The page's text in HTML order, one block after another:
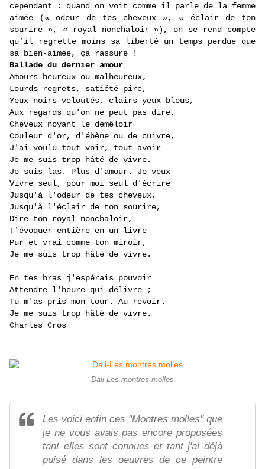
cependant : quand on voit comme il parle de la femme
aimée (« odeur de tes cheveux », « éclair de ton
sourire », « royal nonchaloir »), on se rend compte
qu’il regrette moins sa liberté un temps perdue que
sa bien-aimée, ça rassure !
Ballade du dernier amour
Amours heureux ou malheureux,
Lourds regrets, satiété pire,
Yeux noirs veloutés, clairs yeux bleus,
Aux regards qu'on ne peut pas dire,
Cheveux noyant le démêloir
Couleur d'or, d'ébène ou de cuivre,
J'ai voulu tout voir, tout avoir
Je me suis trop hâté de vivre.
Je suis las. Plus d'amour. Je veux
Vivre seul, pour moi seul d'écrire
Jusqu'à l'odeur de tes cheveux,
Jusqu'à l'éclair de ton sourire,
Dire ton royal nonchaloir,
T'évoquer entière en un livre
Pur et vrai comme ton miroir,
Je me suis trop hâté de vivre.
En tes bras j'espérais pouvoir
Attendre l'heure qui délivre ;
Tu m'as pris mon tour. Au revoir.
Je me suis trop hâté de vivre.
Charles Cros
Dali-Les montres molles
Les voici enfin ces "Montres molles" que
je ne vous avais pas encore proposées
tant elles sont connues et tant j'ai déjà
puisé dans les oeuvres de ce peintre